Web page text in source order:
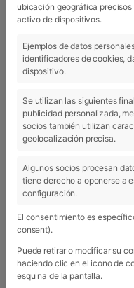
17 Mar 2021
ubicación geográfica
activo de dispositivos.
Ejemplos de datos
identificadores de cookies,
dispositivo.
Se utilizan las siguientes
publicidad personalizada,
socios también utilizan
geolocalización precisa.
Algunos socios procesan
tiene derecho a oponerse a
configuración.
El consentimiento es
consent).
Puede retirar o modificar su
haciendo clic en el icono de
esquina de la pantalla.